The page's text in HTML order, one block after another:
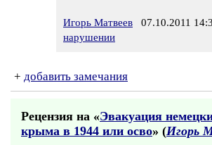
Игорь Матвеев 07.10.2011
нарушении
+ добавить замечания
Рецензия на «Эвакуация
крыма в 1944 или осво» (Игорь